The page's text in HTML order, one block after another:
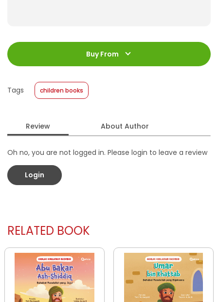
ISBN :
978-602-480-622-4
32 halaman
Size
:
24 x 20
Published Date
:
Format
Buy From
Tags children books
Review About Author
Oh no, you are not logged in. Please login to leave a review
Login
RELATED BOOK